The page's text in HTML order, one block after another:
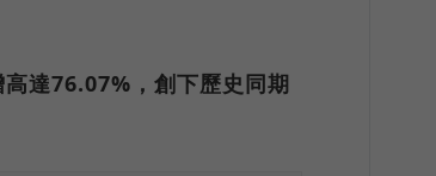
達76.07%，創下歷史同期